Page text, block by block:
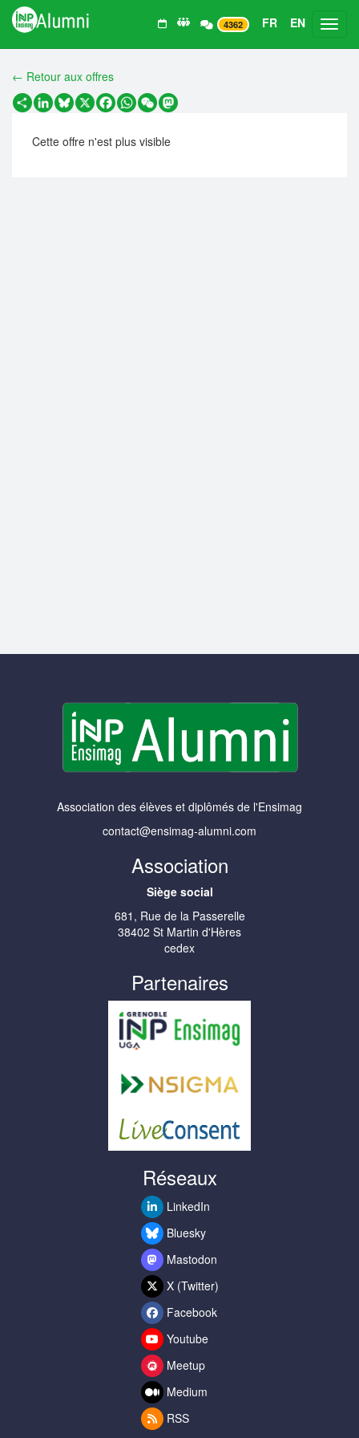
4362 FR EN
← Retour aux offres
PartagerLinkedIn
Bluesky
X Facebook
WhatsApp
WeChatMastodon
Cette offre n'est plus visible
Association des élèves et diplômés de l'Ensimag
contact@ensimag-alumni.com
Association
Siège social
681, Rue de la Passerelle
38402 St Martin d'Hères
cedex
Partenaires
Réseaux
LinkedIn
Bluesky
Mastodon
X (Twitter)
Facebook
Youtube
Meetup
Medium
RSS